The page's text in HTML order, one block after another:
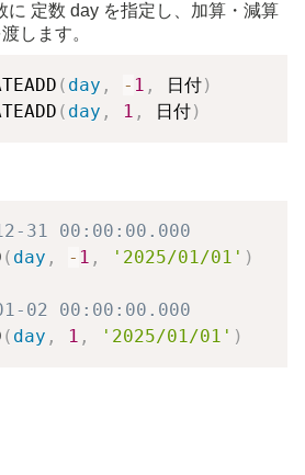
に 定数 day を指定し、加算・減算
します。
( day , - 1 , 日付)
( day , 1 , 日付)
31 00:00:00.000
( day , - 1 , '2025/01/01' )
02 00:00:00.000
( day , 1 , '2025/01/01' )